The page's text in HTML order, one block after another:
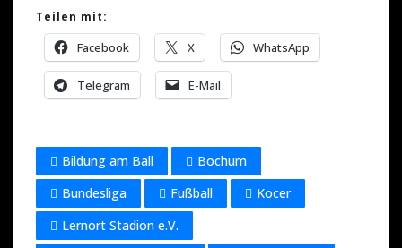
Teilen mit:
Facebook X WhatsApp
Telegram E-Mail
Bildung am Ball
Bochum
Bundesliga
Fußball
Kocer
Lernort Stadion e.V.